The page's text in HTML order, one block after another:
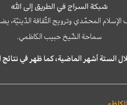
شبكة السراج في الطريق إلى الله
الإسلام المحمّدي وترويج الثّقافة
سماحة الشّيخ حبيب الكاظمي.